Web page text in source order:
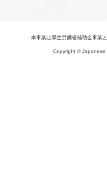
本事業は厚生労働省補助金事業
Copyright © Japanese